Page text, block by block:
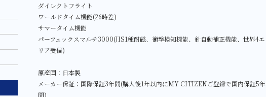
ダイレクトフライト
ワールドタイム機能(26時差)
サマータイム機能
パーフェックスマルチ3000(JIS1種耐磁、衝撃検知機能、針自動補正機能、世界4エ
リア受信)
原産国：日本製
メーカー保証：国際保証3年間(購入後1年以内にMY CITIZENご登録で国内保証5年
間)